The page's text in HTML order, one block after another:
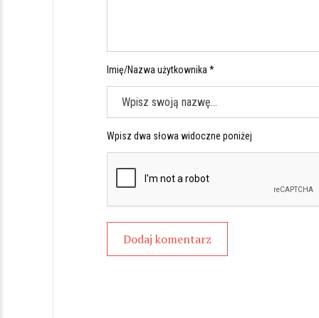
Imię/Nazwa użytkownika *
Wpisz dwa słowa widoczne poniżej